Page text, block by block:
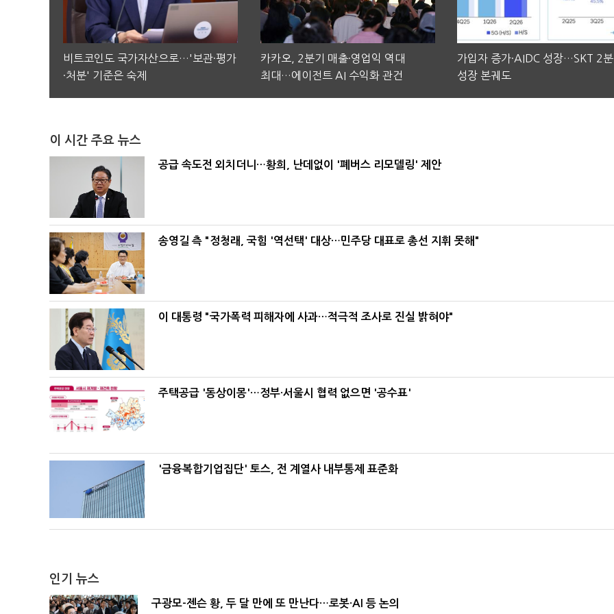
비트코인도 국가자산으로…'보관·평가
·처분' 기준은 숙제
카카오, 2분기 매출·영업익 역대
최대…에이전트 AI 수익화 관건
가입자 증가·AIDC 성장…SKT 2
성장 본궤도
이 시간 주요 뉴스
공급 속도전 외치더니…황희, 난데없이 '폐버스 리모델링' 제안
송영길 측 "정청래, 국힘 '역선택' 대상…민주당 대표로 총선 지휘 못해"
이 대통령 "국가폭력 피해자에 사과…적극적 조사로 진실 밝혀야"
주택공급 '동상이몽'…정부·서울시 협력 없으면 '공수표'
'금융복합기업집단' 토스, 전 계열사 내부통제 표준화
인기 뉴스
구광모-젠슨 황, 두 달 만에 또 만난다…로봇·AI 등 논의